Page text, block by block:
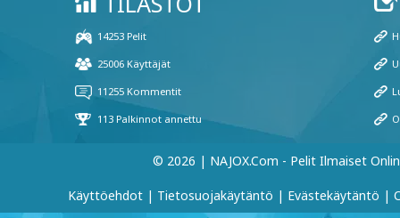
© 2026 | NAJOX.com - Pelit Ilmaiset
Käyttöehdot | Tietosuojakäytäntö | Evästekäytäntö |